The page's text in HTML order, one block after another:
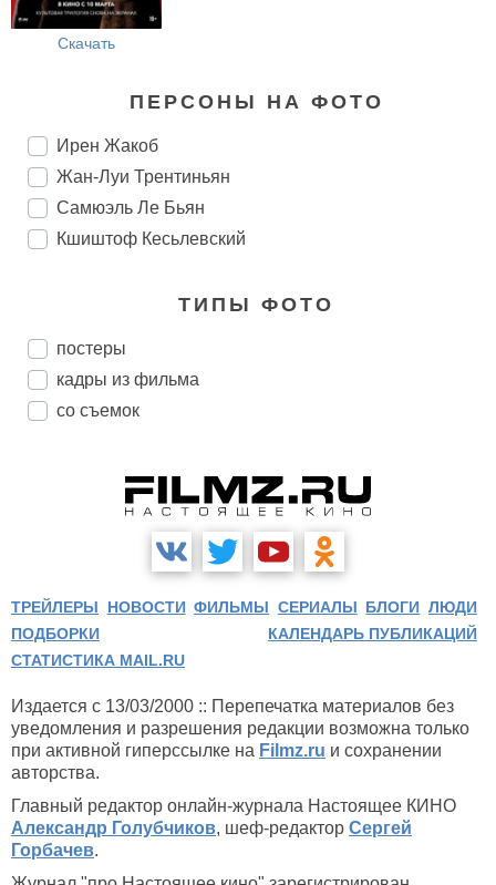
Скачать
ПЕРСОНЫ НА ФОТО
Ирен Жакоб
Жан-Луи Трентиньян
Самюэль Ле Бьян
Кшиштоф Кесьлевский
ТИПЫ ФОТО
постеры
кадры из фильма
со съемок
ТРЕЙЛЕРЫ НОВОСТИ ФИЛЬМЫ СЕРИАЛЫ БЛОГИ ЛЮДИ
ПОДБОРКИ
КАЛЕНДАРЬ ПУБЛИКАЦИЙ
СТАТИСТИКА MAIL.RU
Издается с 13/03/2000 :: Перепечатка материалов без
уведомления и разрешения редакции возможна только
при активной гиперссылке на Filmz.ru и сохранении
авторства.
Главный редактор онлайн-журнала Настоящее КИНО
Александр Голубчиков, шеф-редактор Сергей
Горбачев.